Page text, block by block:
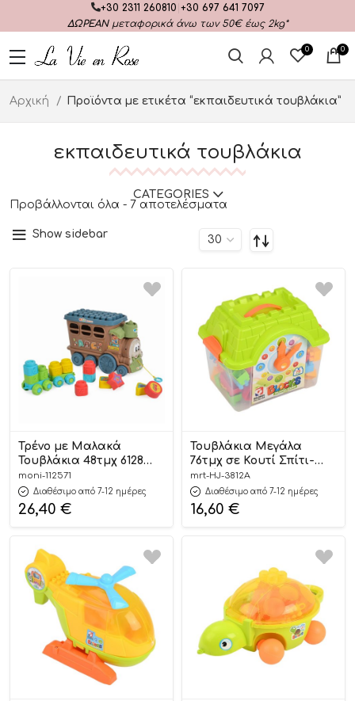
+30 2311 260810 +30 697 641 7097
ΔΩΡΕΑΝμεταφορικά άνω των 50€ έως 2kg*
0 0
Αρχική Προϊόντα με ετικέτα “εκπαιδευτικά τουβλάκια”
εκπαιδευτικά τουβλάκια
CATEGORIES
Προβάλλονται όλα - 7 αποτελέσματα
Show sidebar
Τρένο με Μαλακά
Τουβλάκια 48τμχ 6128
3801005602506 3+ – JDLT
moni-112571
Διαθέσιμο από 7-12 ημέρες
26,40 €
Τουβλάκια Μεγάλα
76τμχ σε Κουτί Σπίτι-
Ρολόι HJ-3812A 3+ –
Martin Toys
mrt-HJ-3812A
Διαθέσιμο από 7-12 ημέρες
16,60 €